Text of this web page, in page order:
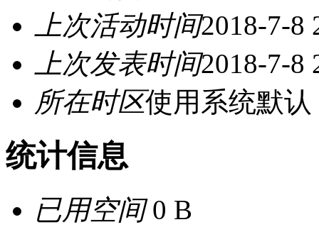
上次活动时间2018-7-8
上次发表时间2018-7-8
所在时区使用系统默认
统计信息
已用空间0 B